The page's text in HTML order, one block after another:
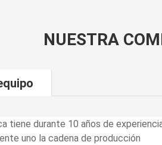
NUESTRA
tiene durante 10 años de
uno la cadena de producción